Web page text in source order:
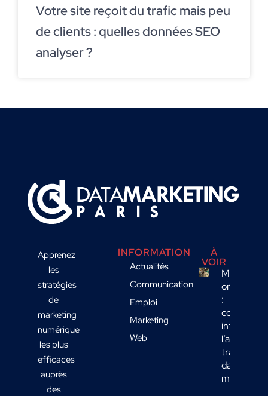
Votre site reçoit du trafic mais peu
de clients : quelles données SEO
analyser ?
Apprenez
les
stratégies
de
marketing
numérique
les plus
efficaces
auprès
des
INFORMATION
Actualités
Communication
Emploi
Marketing
Web
À
VOIR
Marketing
omnicanal
:
comment
intégrer
l’affichage
transport
dans votre
mix média